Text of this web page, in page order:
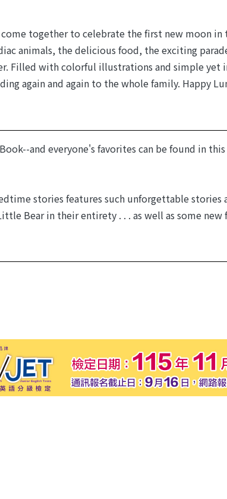
together to celebrate the first new moon in
animals, the delicious food, the exciting
Filled with colorful illustrations and simple
again and again to the whole family. Happy
and everyone's favorites can be found in
stories features such unforgettable stories
Bear in their entirety . . . as well as some